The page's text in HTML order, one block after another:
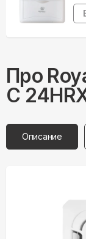
Про
C
Описание